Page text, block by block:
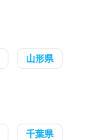
山形県
千葉県